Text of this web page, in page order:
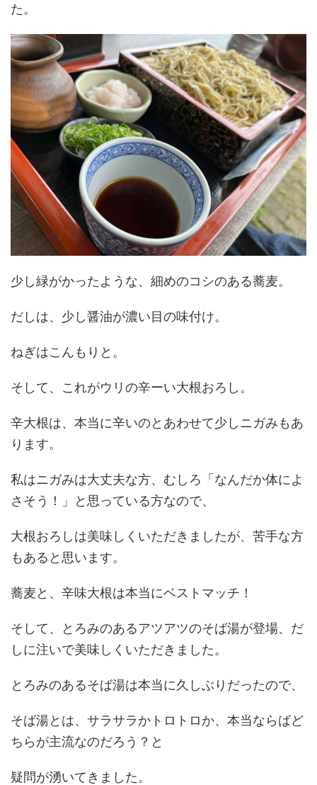
た。
少し緑がかったような、細めのコシのある蕎麦。
だしは、少し醤油が濃い目の味付け。
ねぎはこんもりと。
そして、これがウリの辛ーい大根おろし。
辛大根は、本当に辛いのとあわせて少しニガみもあ
ります。
私はニガみは大丈夫な方、むしろ「なんだか体によ
さそう！」と思っている方なので、
大根おろしは美味しくいただきましたが、苦手な方
もあると思います。
蕎麦と、辛味大根は本当にベストマッチ！
そして、とろみのあるアツアツのそば湯が登場、だ
しに注いで美味しくいただきました。
とろみのあるそば湯は本当に久しぶりだったので、
そば湯とは、サラサラかトロトロか、本当ならばど
ちらが主流なのだろう？と
疑問が湧いてきました。